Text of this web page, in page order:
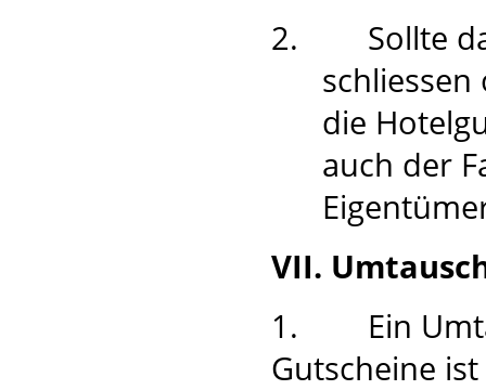
2.
Sollte
die
auch der
VII.
1.
Ein
Gutscheine